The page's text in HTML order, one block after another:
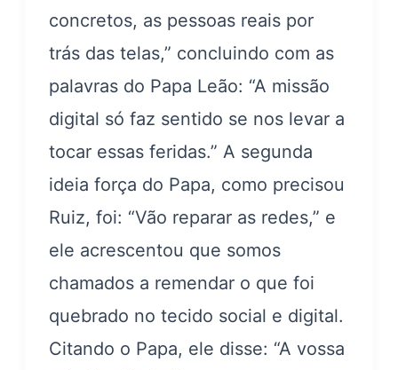
concretos, as pessoas reais por
trás das telas,” concluindo com as
palavras do Papa Leão: “A missão
digital só faz sentido se nos levar a
tocar essas feridas.” A segunda
ideia força do Papa, como precisou
Ruiz, foi: “Vão reparar as redes,” e
ele acrescentou que somos
chamados a remendar o que foi
quebrado no tecido social e digital.
Citando o Papa, ele disse: “A vossa